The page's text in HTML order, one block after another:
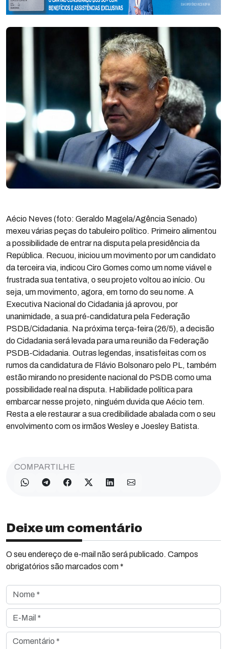
Aécio Neves (foto: Geraldo Magela/Agência Senado)
mexeu várias peças do tabuleiro político. Primeiro alimentou
a possibilidade de entrar na disputa pela presidência da
República. Recuou, iniciou um movimento por um candidato
da terceira via, indicou Ciro Gomes como um nome viável e
frustrada sua tentativa, o seu projeto voltou ao início. Ou
seja, um movimento, agora, em torno do seu nome. A
Executiva Nacional do Cidadania já aprovou, por
unanimidade, a sua pré-candidatura pela Federação
PSDB/Cidadania. Na próxima terça-feira (26/5), a decisão
do Cidadania será levada para uma reunião da Federação
PSDB-Cidadania. Outras legendas, insatisfeitas com os
rumos da candidatura de Flávio Bolsonaro pelo PL, também
estão mirando no presidente nacional do PSDB como uma
possibilidade real na disputa. Habilidade política para
embarcar nesse projeto, ninguém duvida que Aécio tem.
Resta a ele restaurar a sua credibilidade abalada com o seu
envolvimento com os irmãos Wesley e Joesley Batista.
COMPARTILHE
Deixe um comentário
O seu endereço de e-mail não será publicado. Campos
obrigatórios são marcados com *
Nome *
E-Mail *
Comentário *